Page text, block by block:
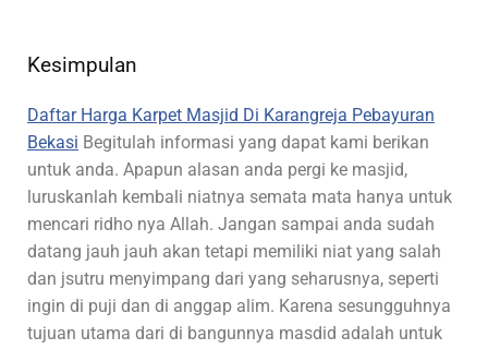
Kesimpulan
Daftar Harga Karpet Masjid Di Karangreja Pebayuran
Bekasi Begitulah informasi yang dapat kami berikan
untuk anda. Apapun alasan anda pergi ke masjid,
luruskanlah kembali niatnya semata mata hanya untuk
mencari ridho nya Allah. Jangan sampai anda sudah
datang jauh jauh akan tetapi memiliki niat yang salah
dan jsutru menyimpang dari yang seharusnya, seperti
ingin di puji dan di anggap alim. Karena sesungguhnya
tujuan utama dari di bangunnya masdid adalah untuk